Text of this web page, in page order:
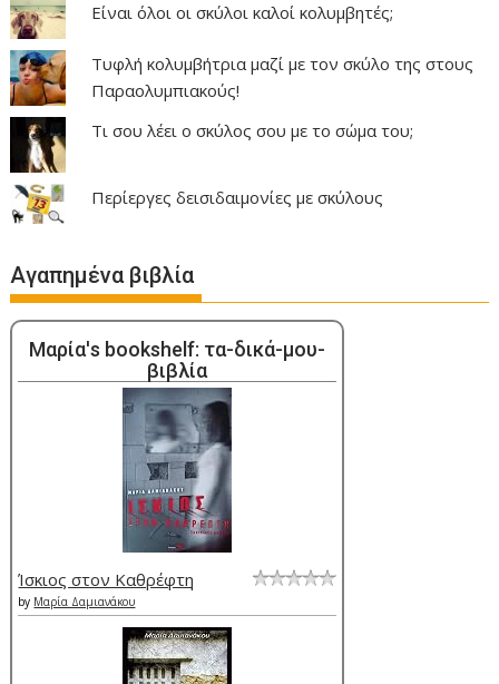
Είναι όλοι οι σκύλοι καλοί κολυμβητές;
Τυφλή κολυμβήτρια μαζί με τον σκύλο της στους
Παραολυμπιακούς!
Τι σου λέει ο σκύλος σου με το σώμα του;
Περίεργες δεισιδαιμονίες με σκύλους
Αγαπημένα βιβλία
Μαρία's bookshelf: τα-δικά-μου-
βιβλία
Ίσκιος στον Καθρέφτη
by Μαρία Δαμιανάκου